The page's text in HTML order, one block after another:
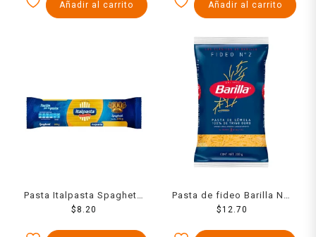
Añadir al carrito Añadir al carrito
Pasta Italpasta Spaghetti
200 Grs
$ 8.20
Pasta de fideo Barilla No.
2 200 g
$12.70